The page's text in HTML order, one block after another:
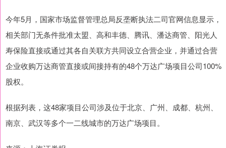
今年5月，国家市场监督管理总局反垄断执法二司官网信息显示，
相关部门无条件批准太盟、高和丰德、腾讯、潘达商管、阳光人
寿保险直接或通过其各自关联方共同设立合营企业，并通过合营
企业收购万达商管直接或间接持有的48个万达广场项目公司100%
股权。
根据列表，这48家项目公司涉及位于北京、广州、成都、杭州、
南京、武汉等多个一二线城市的万达广场项目。